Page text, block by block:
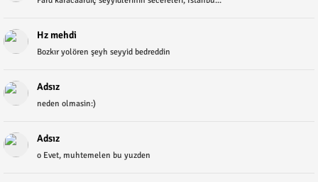
Hz mehdi
Bozkır yolören şeyh seyyid bedreddin
Adsız
neden olmasin:)
Adsız
o Evet, muhtemelen bu yuzden